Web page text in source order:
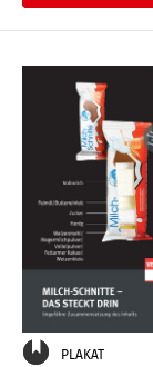
PLAKAT